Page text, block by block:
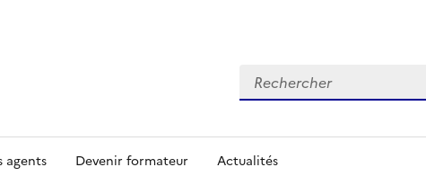
Rechercher
agents Devenir formateur Actualités